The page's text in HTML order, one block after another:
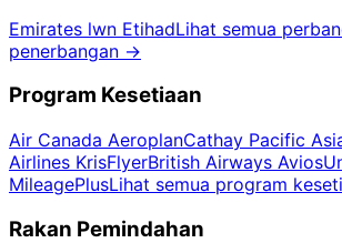
Emirates lwn EtihadLihat semua
penerbangan →
Program Kesetiaan
Air Canada AeroplanCathay Pacific
Airlines KrisFlyerBritish Airways Avios
MileagePlusLihat semua program
Rakan Pemindahan